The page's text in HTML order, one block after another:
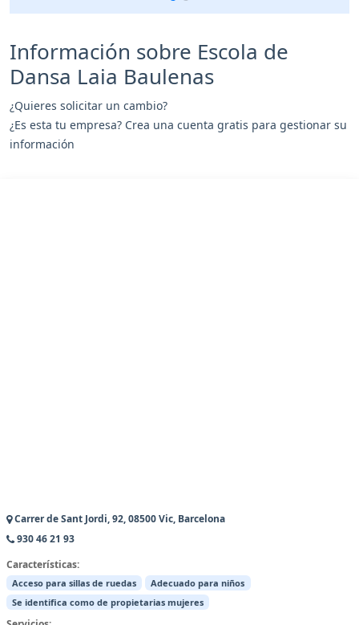
Información sobre Escola de
Dansa Laia Baulenas
¿Quieres solicitar un cambio?
¿Es esta tu empresa? Crea una cuenta gratis para gestionar su
información
Carrer de Sant Jordi, 92, 08500 Vic, Barcelona
930 46 21 93
Características:
Acceso para sillas de ruedas
Adecuado para niños
Se identifica como de propietarias mujeres